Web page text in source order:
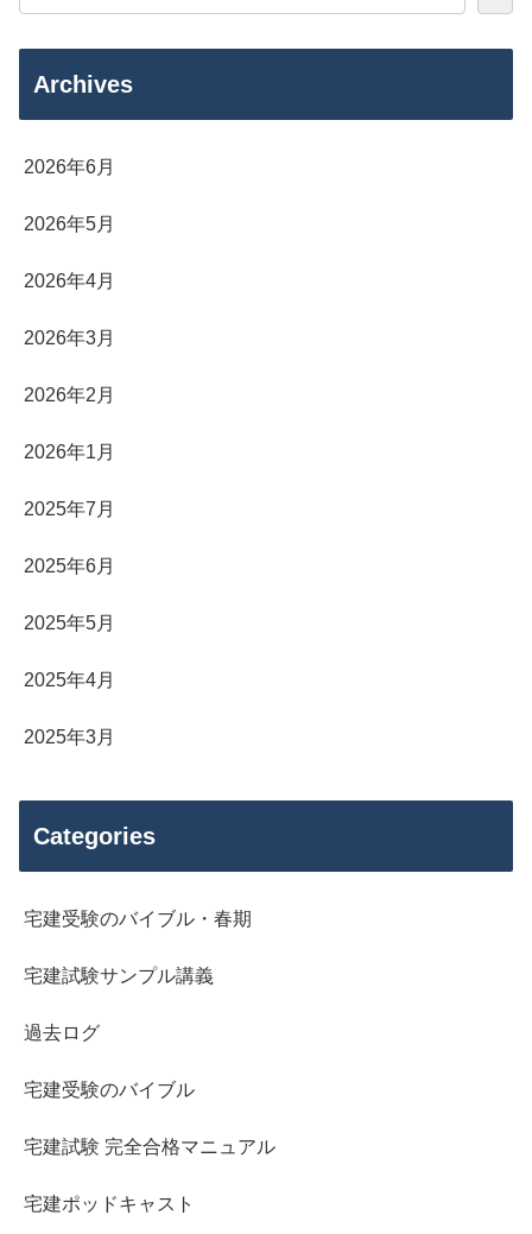
Archives
2026年6月
2026年5月
2026年4月
2026年3月
2026年2月
2026年1月
2025年7月
2025年6月
2025年5月
2025年4月
2025年3月
Categories
宅建受験のバイブル・春期
宅建試験サンプル講義
過去ログ
宅建受験のバイブル
宅建試験 完全合格マニュアル
宅建ポッドキャスト